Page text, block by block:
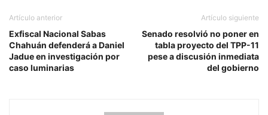
Artículo anterior
Exfiscal Nacional Sabas
Chahuán defenderá a Daniel
Jadue en investigación por
caso luminarias
Artículo siguiente
Senado resolvió no poner en
tabla proyecto del TPP-11
pese a discusión inmediata
del gobierno